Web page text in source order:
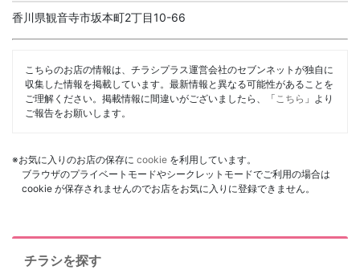
香川県観音寺市坂本町2丁目10-66
こちらのお店の情報は、チラシプラス運営会社のセブンネットが独自に
収集した情報を掲載しています。最新情報と異なる可能性があることを
ご理解ください。掲載情報に間違いがございましたら、「 こちら 」より
ご報告をお願いします。
※お気に入りのお店の保存に cookie を利用しています。
ブラウザのプライベートモードやシークレットモードでご利用の場合は
cookie が保存されませんのでお店をお気に入りに登録できません。
チラシを探す